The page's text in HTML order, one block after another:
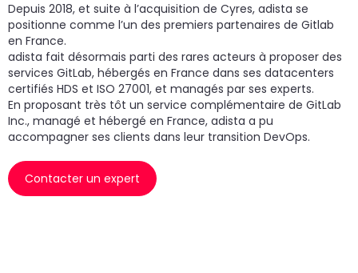
Depuis 2018, et suite à l’acquisition de Cyres, adista se
positionne comme l’un des premiers partenaires de Gitlab
en France.
adista fait désormais parti des rares acteurs à proposer des
services GitLab, hébergés en France dans ses datacenters
certifiés HDS et ISO 27001, et managés par ses experts.
En proposant très tôt un service complémentaire de GitLab
Inc., managé et hébergé en France, adista a pu
accompagner ses clients dans leur transition DevOps.
Contacter un expert